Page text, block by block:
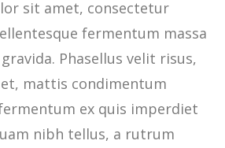
sit amet, consectetur
fermentum massa
Phasellus velit risus,
mattis condimentum
ex quis imperdiet
nibh tellus, a rutrum